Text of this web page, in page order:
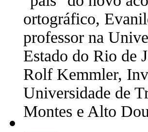
ortográfico,
professor na
Estado do Rio de
Rolf Kemmler,
Universidade de
Montes e Alto